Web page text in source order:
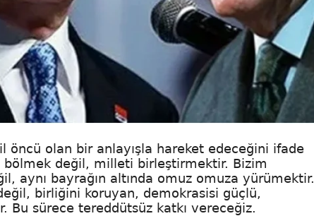
öncü olan bir anlayışla hareket edeceğini ifade
değil, milleti birleştirmektir. Bizim
aynı bayrağın altında omuz omuza yürümektir.
birliğini koruyan, demokrasisi güçlü,
Bu sürece tereddütsüz katkı vereceğiz.